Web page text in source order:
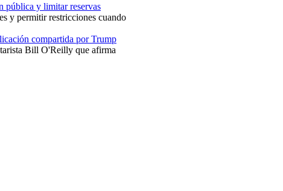
pública y limitar reservas
y permitir restricciones cuando
compartida por Trump
Bill O'Reilly que afirma